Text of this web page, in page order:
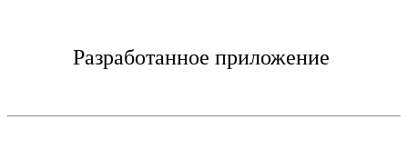
Разработанное приложение